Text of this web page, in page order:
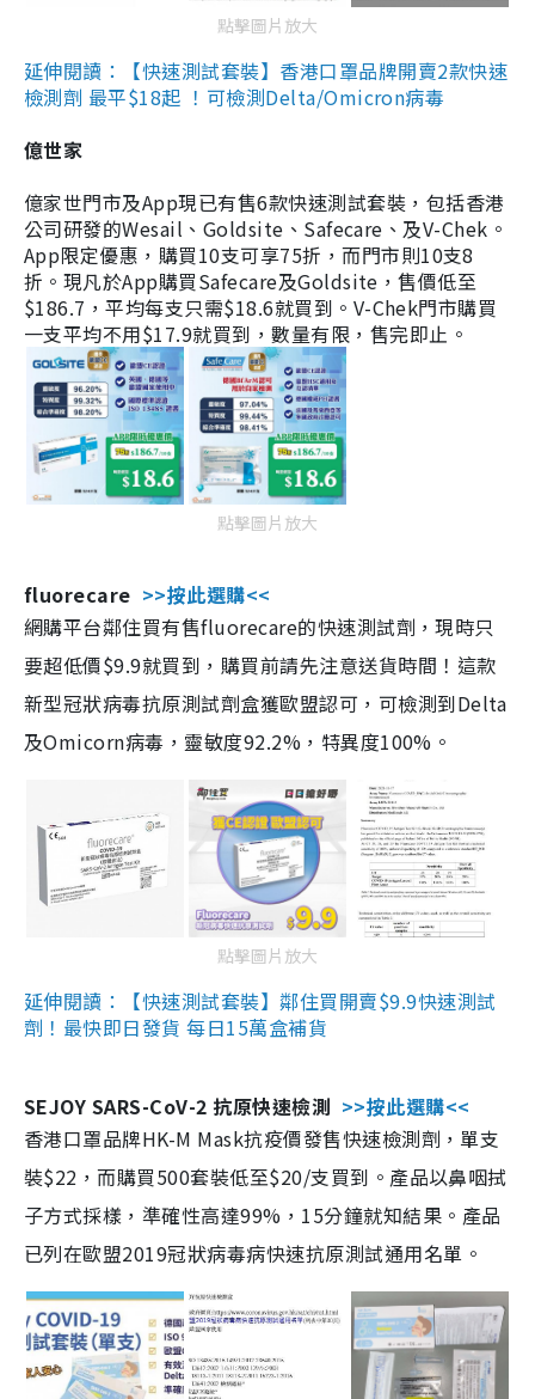
點擊圖片放大
延伸閱讀：【快速測試套裝】香港口罩品牌開賣2款快速
檢測劑 最平$18起 ！可檢測Delta/Omicron病毒
億世家
億家世門市及App現已有售6款快速測試套裝，包括香港
公司研發的Wesail、Goldsite、Safecare、及V-Chek。
App限定優惠，購買10支可享75折，而門市則10支8
折。現凡於App購買Safecare及Goldsite，售價低至
$186.7，平均每支只需$18.6就買到。V-Chek門市購買
一支平均不用$17.9就買到，數量有限，售完即止。
點擊圖片放大
fluorecare >>按此選購<<
網購平台鄰住買有售fluorecare的快速測試劑，現時只
要超低價$9.9就買到，購買前請先注意送貨時間！這款
新型冠狀病毒抗原測試劑盒獲歐盟認可，可檢測到Delta
及Omicorn病毒，靈敏度92.2%，特異度100%。
點擊圖片放大
延伸閱讀：【快速測試套裝】鄰住買開賣$9.9快速測試
劑！最快即日發貨 每日15萬盒補貨
SEJOY SARS-CoV-2 抗原快速檢測 >>按此選購<<
香港口罩品牌HK-M Mask抗疫價發售快速檢測劑，單支
裝$22，而購買500套裝低至$20/支買到。產品以鼻咽拭
子方式採樣，準確性高達99%，15分鐘就知結果。產品
已列在歐盟2019冠狀病毒病快速抗原測試通用名單。